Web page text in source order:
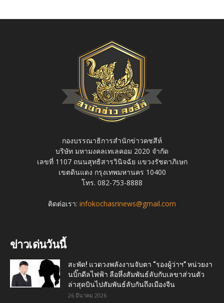
กองบรรณาธิการสำนักข่าวคชสีห์
บริษัท มหามงคลเทเลคอม 2020 จำกัด
เลขที่ 1107 ถนนสุทธิสารวินิจฉัย แขวงรัชดาภิเษก
เขตดินแดง กรุงเทพมหานคร 10400
โทร. 082-753-8888
ติดต่อเรา: infokochasrinews@gmail.com
ข่าวเด่นวันนี้
สะพัด! แวดวงพลังงานจับตา “รองผู้ว่าฯ” หน่วยงา
นบิ๊กดีลไฟฟ้า ลือหึ่งสัมพันธ์ลับกับเลขาส่วนตัว
ล่าสุดบินไปสัมพันธ์ลับกันถึงเมืองจีน
26 มีนาคม 2026